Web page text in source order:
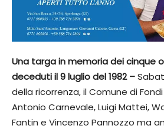
Una targa in memoria dei cinque
deceduti il 9 luglio del 1982 –
della ricorrenza, il Comune di
Antonio Carnevale, Luigi Mattei,
Fantin e Vincenzo Pannozzo ma